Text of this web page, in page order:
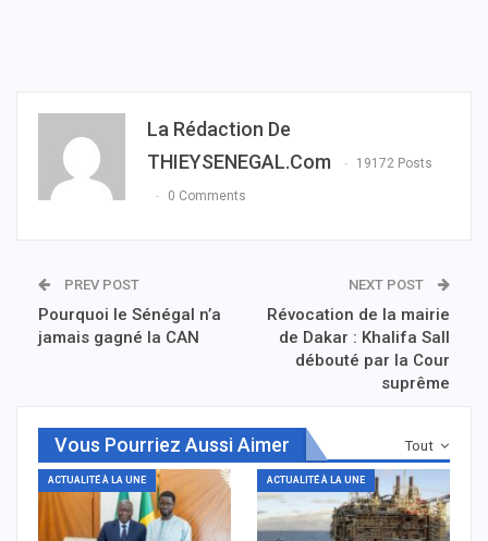
La Rédaction De
THIEYSENEGAL.com
19172 Posts
0 Comments
PREV POST
Pourquoi le Sénégal n’a
jamais gagné la CAN
NEXT POST
Révocation de la mairie
de Dakar : Khalifa Sall
débouté par la Cour
suprême
Tout
Vous Pourriez Aussi Aimer
ACTUALITÉ À LA UNE ACTUALITÉ À LA UNE